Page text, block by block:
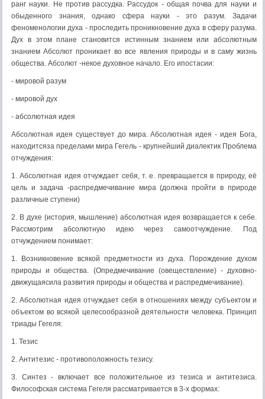
ранг науки. Не против рассудка. Рассудок - общая почва для науки и
обыденного знания, однако сфера науки - это разум. Задачи
феноменологии духа - проследить проникновение духа в сферу разума.
Дух в этом плане становится истинным знанием или абсолютным
знанием Абсолют проникает во все явления природы и в саму жизнь
общества. Абсолют -некое духовное начало. Его ипостасии:
- мировой разум
- мировой дух
- абсолютная идея
Абсолютная идея существует до мира. Абсолютная идея - идея Бога,
находитсяза пределами мира Гегель - крупнейший диалектик Проблема
отчуждения:
1. Абсолютная идея отчуждает себя, т. е. превращается в природу, её
цель и задача -распредмечивание мира (должна пройти в природе
различные ступени)
2. В духе (история, мышление) абсолютная идея возвращается к себе.
Рассмотрим абсолютную идею через самоотчуждение. Под
отчуждением понимает:
1. Возникновение всякой предметности из духа. Порождение духом
природы и общества. (Опредмечивание (овеществление) - духовно-
движущаясила развития природы и общества и распредмечивание).
2. Абсолютная идея отчуждает себя в отношениях между субъектом и
объектом во всякой целесообразной деятельности человека. Принцип
триады Гегеля:
1. Тезис
2. Антитезис - противоположность тезису.
3. Синтез - включает все положительное из тезиса и антитезиса.
Философская система Гегеля рассматривается в 3-х формах: